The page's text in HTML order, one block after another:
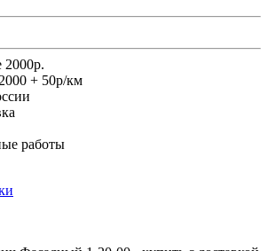
2000р.
+ 50р/км
работы